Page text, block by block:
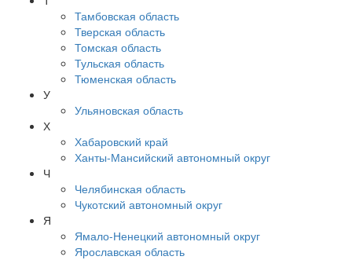
Тамбовская область
Тверская область
Томская область
Тульская область
Тюменская область
У
Ульяновская область
Х
Хабаровский край
Ханты-Мансийский автономный округ
Ч
Челябинская область
Чукотский автономный округ
Я
Ямало-Ненецкий автономный округ
Ярославская область